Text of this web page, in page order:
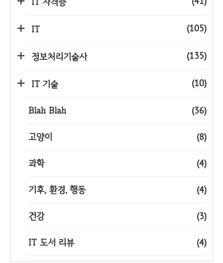
IT (105)
정보처리기술사 (135)
IT 기술 (10)
Blah Blah (36)
고양이 (8)
과학 (4)
기후, 환경, 행동 (4)
건강 (3)
IT 도서 리뷰 (4)